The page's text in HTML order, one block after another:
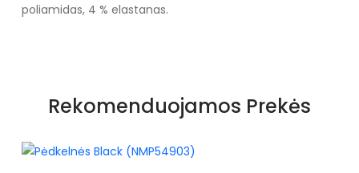
poliamidas, 4 % elastanas.
Rekomenduojamos Prekės